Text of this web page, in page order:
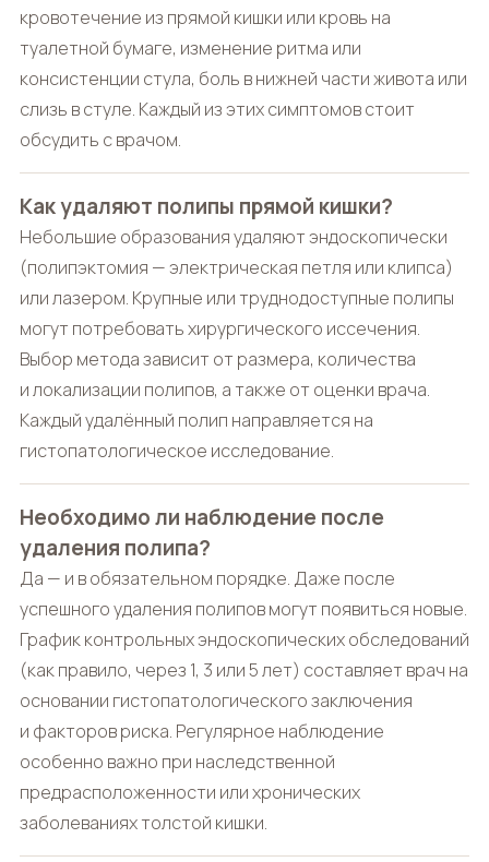
кровотечение из прямой кишки или кровь на
туалетной бумаге, изменение ритма или
консистенции стула, боль в нижней части живота или
слизь в стуле. Каждый из этих симптомов стоит
обсудить с врачом.
Как удаляют полипы прямой кишки?
Небольшие образования удаляют эндоскопически
(полипэктомия — электрическая петля или клипса)
или лазером. Крупные или труднодоступные полипы
могут потребовать хирургического иссечения.
Выбор метода зависит от размера, количества
и локализации полипов, а также от оценки врача.
Каждый удалённый полип направляется на
гистопатологическое исследование.
Необходимо ли наблюдение после
удаления полипа?
Да — и в обязательном порядке. Даже после
успешного удаления полипов могут появиться новые.
График контрольных эндоскопических обследований
(как правило, через 1, 3 или 5 лет) составляет врач на
основании гистопатологического заключения
и факторов риска. Регулярное наблюдение
особенно важно при наследственной
предрасположенности или хронических
заболеваниях толстой кишки.